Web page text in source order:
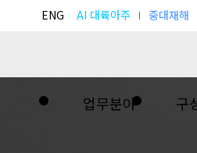
ENG AI 대륙아주 중대재해
업무분야 구